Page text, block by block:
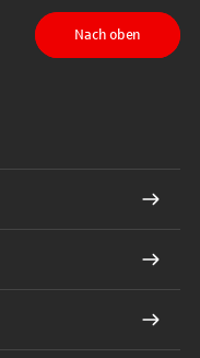
LinkedIn
Nach oben